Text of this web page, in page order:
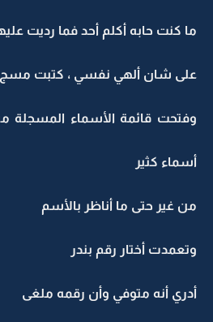
ما كنت حابه أكلم أحد فما رديت
على شان ألهي نفسي ، كتبت مسج
وفتحت قائمة الأسماء المسجلة
أسماء كثير
من غير حتى ما أناظر بالأسم
وتعمدت أختار رقم بندر
أدري أنه متوفي وأن رقمه ملغى